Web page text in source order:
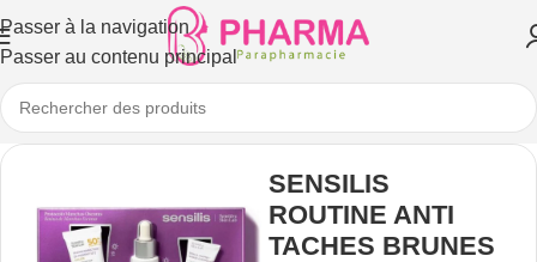
Passer à la navigation
Passer au contenu principal
SENSILIS
ROUTINE ANTI
TACHES BRUNES